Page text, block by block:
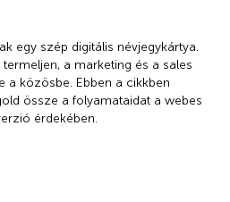
egy szép digitális névjegykártya.
a marketing és a sales
a közösbe. Ebben a cikkben
össze a folyamataidat a webes
érdekében.